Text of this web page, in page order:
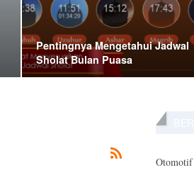
Pentingnya Mengetahui Jadwal
Sholat Bulan Puasa
Otomotif